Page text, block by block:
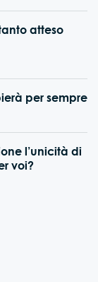
atteso
per sempre
l’unicità di
voi?